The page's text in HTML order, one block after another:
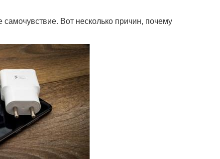
Вот несколько причин, почему